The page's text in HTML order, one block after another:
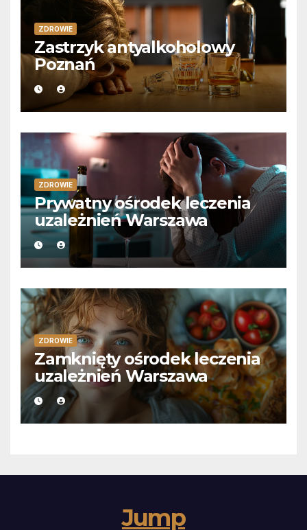
ZDROWIE
Zastrzyk antyalkoholowy
Poznań
ZDROWIE
Prywatny ośrodek leczenia
uzależnień Warszawa
ZDROWIE
Zamknięty ośrodek leczenia
uzależnień Warszawa
Jump